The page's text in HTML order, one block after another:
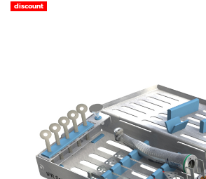
discount